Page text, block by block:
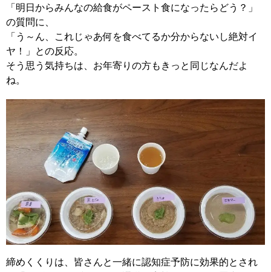
「明日からみんなの給食がペースト食になったらどう？」
の質問に、
「う～ん、これじゃあ何を食べてるか分からないし絶対イ
ヤ！」との反応。
そう思う気持ちは、お年寄りの方もきっと同じなんだよ
ね。
締めくくりは、皆さんと一緒に認知症予防に効果的とされ